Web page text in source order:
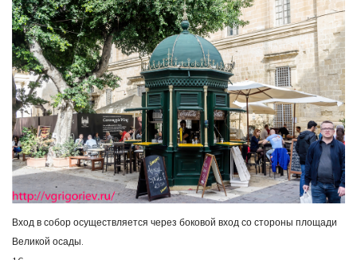
Вход в собор осуществляется через боковой вход со стороны площади
Великой осады.